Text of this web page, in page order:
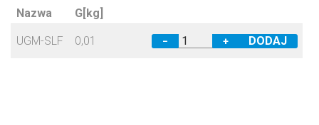
Nazwa
G[kg]
UGM-SLF 0,01 − +